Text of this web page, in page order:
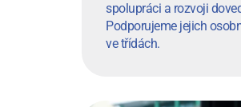
spolupráci a rozvoji
Podporujeme jejich
ve třídách.